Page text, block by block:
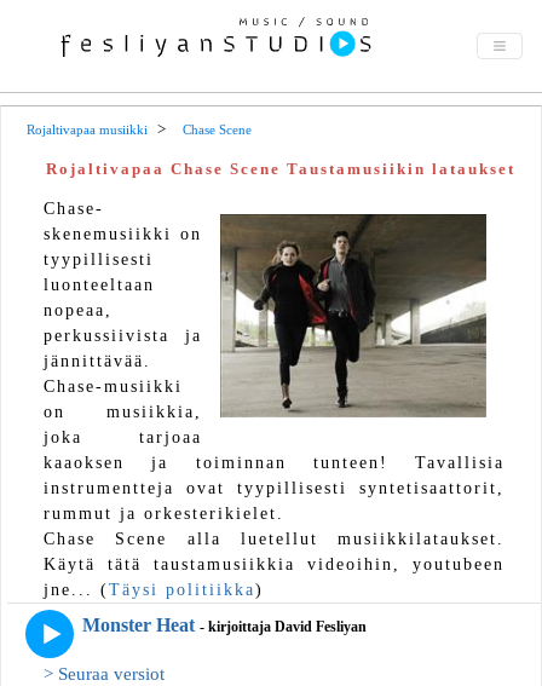
Rojaltivapaa musiikki Chase Scene
Rojaltivapaa Chase Scene Taustamusiikin lataukset
Chase-
skenemusiikki on
tyypillisesti
luonteeltaan
nopeaa,
perkussiivista ja
jännittävää.
Chase-musiikki
on musiikkia,
joka tarjoaa
kaaoksen ja toiminnan tunteen! Tavallisia
instrumentteja ovat tyypillisesti syntetisaattorit,
rummut ja orkesterikielet.
Chase Scene alla luetellut musiikkilataukset.
Käytä tätä taustamusiikkia videoihin, youtubeen
jne... (Täysi politiikka)
Monster Heat - kirjoittaja David Fesliyan
> Seuraa versiot